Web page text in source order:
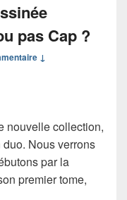
pas Cap ?
↓
nouvelle collection,
Nous verrons
par la
premier tome,